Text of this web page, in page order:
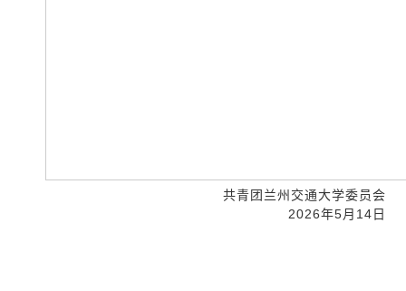
共青团兰州交通大学委员会
2026年5月14日